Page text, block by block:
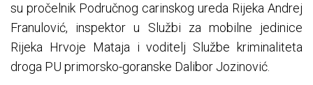
su pročelnik Područnog carinskog ureda Rijeka Andrej
Franulović, inspektor u Službi za mobilne jedinice
Rijeka Hrvoje Mataja i voditelj Službe kriminaliteta
droga PU primorsko-goranske Dalibor Jozinović.